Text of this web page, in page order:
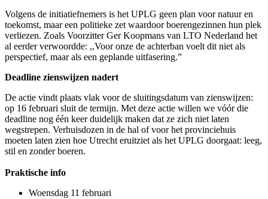
Volgens de initiatiefnemers is het UPLG geen plan voor natuur en
toekomst, maar een politieke zet waardoor boerengezinnen hun plek
verliezen. Zoals Voorzitter Ger Koopmans van LTO Nederland het
al eerder verwoordde: ,,Voor onze de achterban voelt dit niet als
perspectief, maar als een geplande uitfasering.”
Deadline zienswijzen nadert
De actie vindt plaats vlak voor de sluitingsdatum van zienswijzen:
op 16 februari sluit de termijn. Met deze actie willen we vóór die
deadline nog één keer duidelijk maken dat ze zich niet laten
wegstrepen. Verhuisdozen in de hal of voor het provinciehuis
moeten laten zien hoe Utrecht eruitziet als het UPLG doorgaat: leeg,
stil en zonder boeren.
Praktische info
Woensdag 11 februari